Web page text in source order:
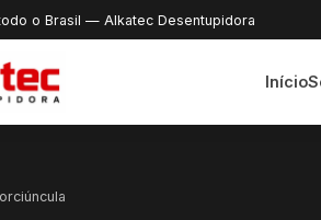
o Brasil — Alkatec Desentupidora
Início